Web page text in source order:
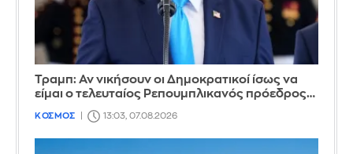
Τραμπ: Αν νικήσουν οι Δημοκρατικοί ίσως να
είμαι ο τελευταίος Ρεπουμπλικανός πρόεδρος…
ΚΟΣΜΟΣ 13:03, 07.08.2026